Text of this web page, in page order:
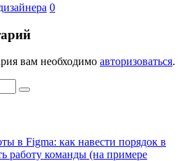
0
вам необходимо авторизоваться.
в Figma: как навести порядок в
работу команды (на примере